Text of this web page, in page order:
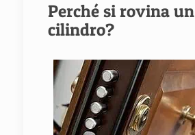
Perché si rovina un
cilindro?